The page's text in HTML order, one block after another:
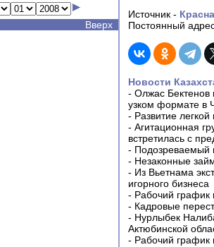
Вверх
Источник -
Постоянный
Новости
- Олжас Бектенов
узком формате в
- Развитие
- Агитационная
встретилась с
- Подозреваемый
- Незаконные
- Из Вьетнама
игорного бизнеса
- Рабочий график
- Кадровые
- Нурлыбек
Актюбинской
- Рабочий график